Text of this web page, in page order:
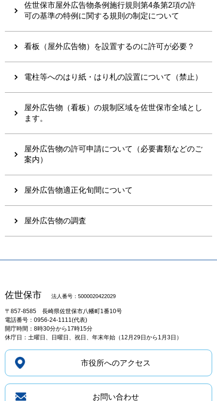
佐世保市屋外広告物条例施行規則第4条第2項の許
可の基準の特例に関する規則の制定について
看板（屋外広告物）を設置するのに許可が必要？
電柱等へのはり紙・はり札の設置について（禁止）
屋外広告物（看板）の規制区域を佐世保市全域とし
ます。
屋外広告物の許可申請について（必要書類などのご
案内）
屋外広告物適正化旬間について
屋外広告物の調査
佐世保市 法人番号：5000020422029
〒857-8585 長崎県佐世保市八幡町1番10号
電話番号：0956-24-1111(代表)
開庁時間：8時30分から17時15分
休庁日：土曜日、日曜日、祝日、年末年始（12月29日から1月3日）
市役所へのアクセス
お問い合わせ